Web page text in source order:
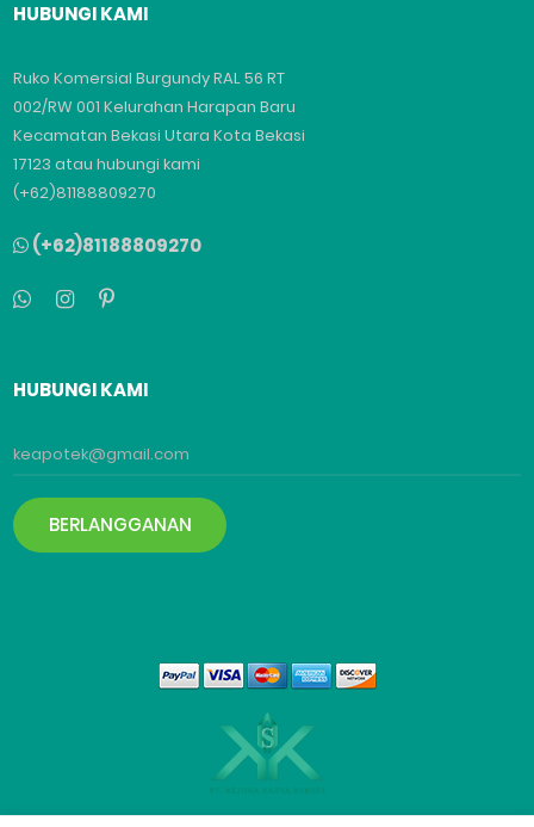
HUBUNGI KAMI
Ruko Komersial Burgundy RAL 56 RT
002/RW 001 Kelurahan Harapan Baru
Kecamatan Bekasi Utara Kota Bekasi
17123 atau hubungi kami
(+62)81188809270
(+62)81188809270
HUBUNGI KAMI
BERLANGGANAN